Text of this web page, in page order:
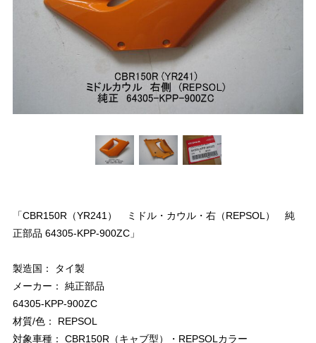
「CBR150R（YR241） ミドル・カウル・右（REPSOL） 純
正部品 64305-KPP-900ZC」
製造国： タイ製
メーカー： 純正部品
64305-KPP-900ZC
材質/色： REPSOL
対象車種： CBR150R（キャブ型）・REPSOLカラー